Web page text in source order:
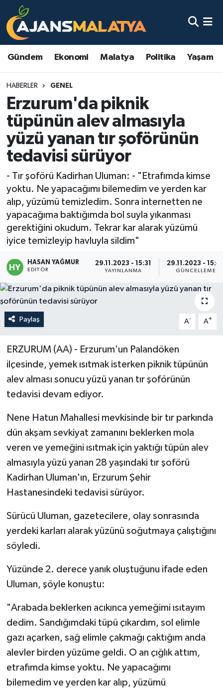
Gündem Ekonomi Malatya Politika Yaşam
HABERLER GENEL
Erzurum'da piknik
tüpünün alev almasıyla
yüzü yanan tır şoförünün
tedavisi sürüyor
- Tır şoförü Kadirhan Uluman: - "Etrafımda kimse
yoktu. Ne yapacağımı bilemedim ve yerden kar
alıp, yüzümü temizledim. Sonra internetten ne
yapacağıma baktığımda bol suyla yıkanması
gerektiğini okudum. Tekrar kar alarak yüzümü
iyice temizleyip havluyla sildim"
HASAN YAĞMUR
EDITÖR
29.11.2023 - 15:31
YAYINLANMA
29.11.2023 -
GÜNCELLEME
Paylaş A- A+
ERZURUM (AA) - Erzurum'un Palandöken
ilçesinde, yemek ısıtmak isterken piknik tüpünün
alev alması sonucu yüzü yanan tır şoförünün
tedavisi devam ediyor.
Nene Hatun Mahallesi mevkisinde bir tır parkında
dün akşam sevkiyat zamanını beklerken mola
veren ve yemeğini ısıtmak için yaktığı tüpün alev
almasıyla yüzü yanan 28 yaşındaki tır şoförü
Kadirhan Uluman'ın, Erzurum Şehir
Hastanesindeki tedavisi sürüyor.
Sürücü Uluman, gazetecilere, olay sonrasında
yerdeki karları alarak yüzünü soğutmaya çalıştığını
söyledi.
Yüzünde 2. derece yanık oluştuğunu ifade eden
Uluman, şöyle konuştu:
"Arabada beklerken acıkınca yemeğimi ısıtayım
dedim. Sandığımdaki tüpü çıkardım, sol elimle
gazı açarken, sağ elimle çakmağı çaktığım anda
alevler birden yüzüme geldi. O an çığlık attım,
etrafımda kimse yoktu. Ne yapacağımı
bilemedim ve yerden kar alıp, yüzümü
Asayiş
Eğitim
Ekonomi
Gündem
Kültür & Sanat
Magazin
Politika
Sağlık
Spor
Teknoloji
Malatya Nöbetçi Eczaneler
Malatya Namaz Vakitleri
Malatya Trafik Yoğunluk Haritası
TFF 3.Lig 2.Grup Puan Durumu ve Fikstür
Son Dakika Haberleri
Haber Arşivi